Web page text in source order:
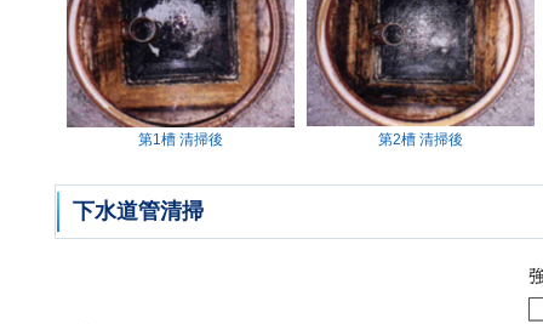
第1槽 清掃後 第2槽 清掃後
下水道管清掃